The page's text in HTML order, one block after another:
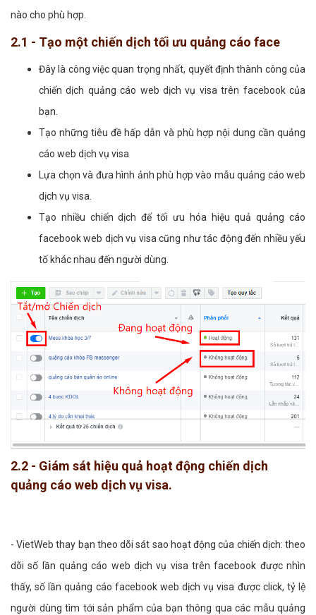
nào cho phù hợp.
2.1 - Tạo một chiến dịch tối ưu quảng cáo face
Đây là công việc quan trọng nhất, quyết định thành công của
chiến dịch quảng cáo web dịch vụ visa trên facebook của
bạn.
Tạo những tiêu đề hấp dẫn và phù hợp nội dung cần quảng
cáo web dịch vụ visa
Lựa chọn và đưa hình ảnh phù hợp vào mẫu quảng cáo web
dịch vụ visa.
Tạo nhiều chiến dịch để tối ưu hóa hiệu quả quảng cáo
facebook web dịch vụ visa cũng như tác động đến nhiều yếu
tố khác nhau đến người dùng.
2.2 - Giám sát hiệu quả hoạt động chiến dịch
quảng cáo web dịch vụ visa.
- VietWeb thay bạn theo dõi sát sao hoạt động của chiến dịch: theo
dõi số lần quảng cáo web dịch vụ visa trên facebook được nhìn
thấy, số lần quảng cáo facebook web dịch vụ visa được click, tỷ lệ
người dùng tìm tới sản phẩm của bạn thông qua các mẫu quảng